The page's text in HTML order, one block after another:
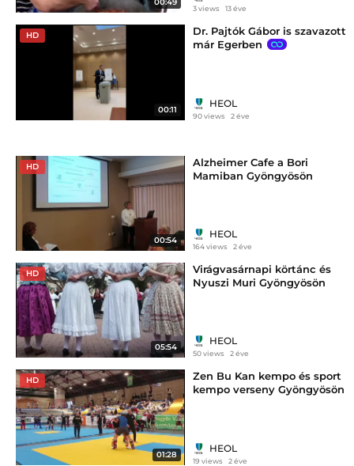
00:49
3 views 13 éve
HD
00:11
Dr. Pajtók Gábor is szavazott
már Egerben
HEOL
90 views 2 éve
HD
00:54
Alzheimer Cafe a Bori
Mamiban Gyöngyösön
HEOL
164 views 2 éve
HD
05:54
Virágvasárnapi körtánc és
Nyuszi Muri Gyöngyösön
HEOL
50 views 2 éve
HD
01:28
Zen Bu Kan kempo és sport
kempo verseny Gyöngyösön
HEOL
19 views 2 éve